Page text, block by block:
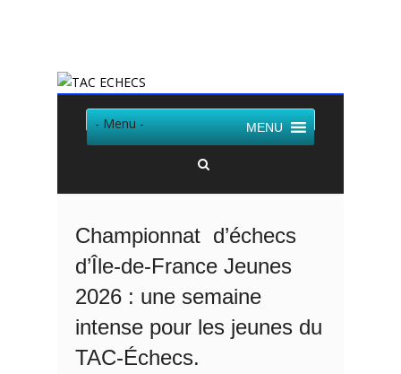
- Menu - MENU
Championnat d’échecs
d’Île-de-France Jeunes
2026 : une semaine
intense pour les jeunes du
TAC-Échecs.